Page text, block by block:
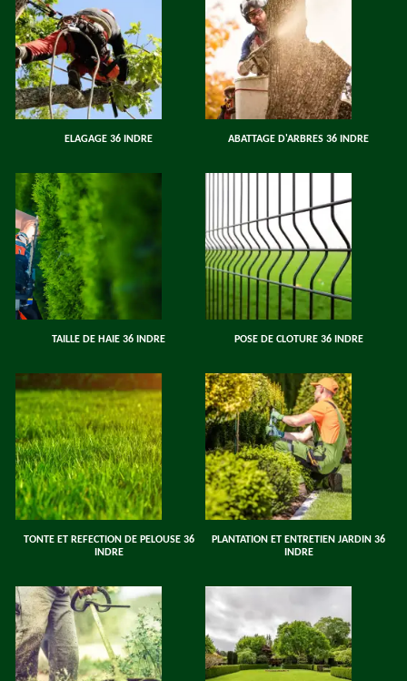
ELAGAGE 36 INDRE ABATTAGE D'ARBRES 36 INDRE
TAILLE DE HAIE 36 INDRE POSE DE CLOTURE 36 INDRE
TONTE ET REFECTION DE PELOUSE 36
INDRE
PLANTATION ET ENTRETIEN JARDIN 36
INDRE